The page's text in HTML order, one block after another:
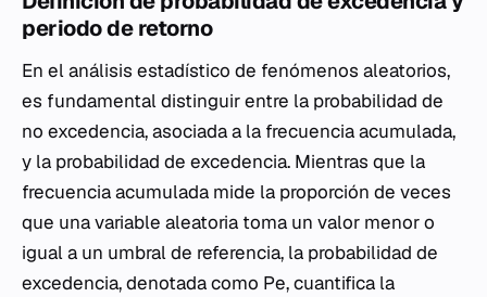
periodo de retorno
En el análisis estadístico de fenómenos aleatorios,
es fundamental distinguir entre la probabilidad de
no excedencia, asociada a la frecuencia acumulada,
y la probabilidad de excedencia. Mientras que la
frecuencia acumulada mide la proporción de veces
que una variable aleatoria toma un valor menor o
igual a un umbral de referencia, la probabilidad de
excedencia, denotada como Pe, cuantifica la